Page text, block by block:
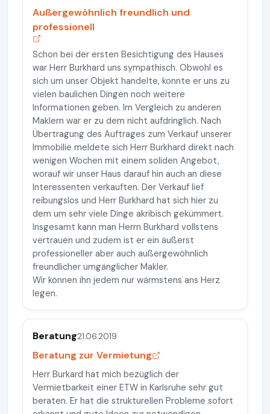
Außergewöhnlich freundlich und
professionell
Schon bei der ersten Besichtigung des Hauses
war Herr Burkhard uns sympathisch. Obwohl es
sich um unser Objekt handelte, konnte er uns zu
vielen baulichen Dingen noch weitere
Informationen geben. Im Vergleich zu anderen
Maklern war er zu dem nicht aufdringlich. Nach
Übertragung des Auftrages zum Verkauf unserer
Immobilie meldete sich Herr Burkhard direkt nach
wenigen Wochen mit einem soliden Angebot,
worauf wir unser Haus darauf hin auch an diese
Interessenten verkauften. Der Verkauf lief
reibungslos und Herr Burkhard hat sich hier zu
dem um sehr viele Dinge akribisch gekümmert.
Insgesamt kann man Herrn Burkhard vollstens
vertrauen und zudem ist er ein äußerst
professioneller aber auch außergewöhnlich
freundlicher umgänglicher Makler.
Wir können ihn jedem nur wärmstens ans Herz
legen.
Beratung21.06.2019
Beratung zur Vermietung
Herr Burkard hat mich bezüglich der
Vermietbarkeit einer ETW in Karlsruhe sehr gut
beraten. Er hat die strukturellen Probleme sofort